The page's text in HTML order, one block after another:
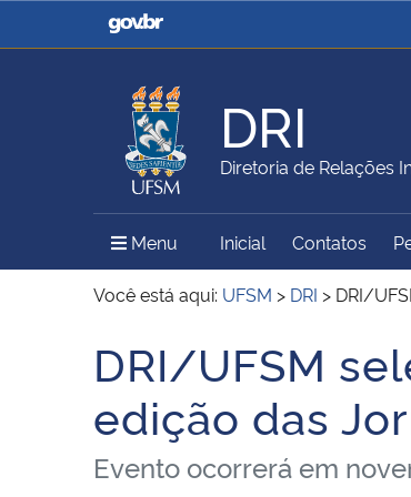
Casa Civil
Ministério da
Ministério da Agricultura,
Pecuária e Abastecimento
Ministério do Meio Ambiente Ministério do
Secretaria de Governo
Gabinete de
Institucional
DRI
Diretoria de Relações
Menu Menu Principal do Sítio
Inicial Contatos
Você está aqui: UFSM > DRI > DRI/
Início do conteúdo
DRI/UFSM
edição das
Evento ocorrerá em